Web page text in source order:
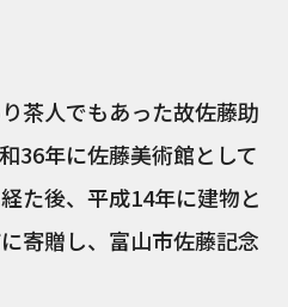
茶人でもあった故佐藤助
36年に佐藤美術館として
た後、平成14年に建物と
寄贈し、富山市佐藤記念